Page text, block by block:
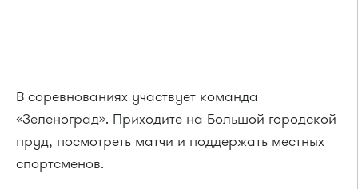
В соревнованиях участвует команда
«Зеленоград». Приходите на Большой городской
пруд, посмотреть матчи и поддержать местных
спортсменов.